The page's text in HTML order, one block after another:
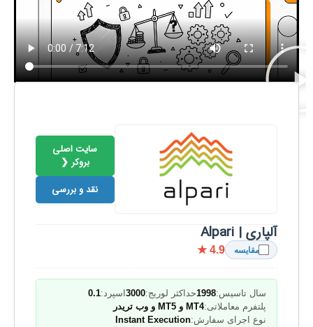
آلپاری | Alpari
مقایسه ★ 4.9
سال تاسیس:1998حداکثر لوریج:3000 اسپرد:0.1
پلتفرم معاملاتی:MT4 و MT5 و وب تریدر
نوع اجرای سفارش:Instant Execution
سایت اصلی
بروکر ❮
نقد و بررسی